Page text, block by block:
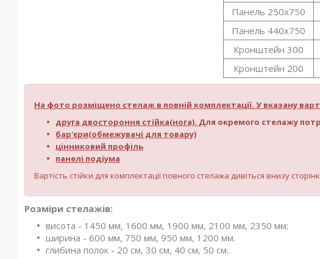
Панель 250х750
Панель 440х750
Кронштейн 300
Кронштейн 200
На фото розміщено стелаж в повній комплектації. У вказану
друга двостороння стійка(нога). Для окремого стелажу
бар'єри(обмежувачі для товару)
цінниковий профіль
панелі подіума
Вартість стійки для комплектації повного стелажа дивіться внизу
Розміри стелажів:
висота - 1450 мм, 1600 мм, 1900 мм, 2100 мм, 2350 мм;
ширина - 600 мм, 750 мм, 950 мм, 1200 мм.
глибина полок - 20 см, 30 см, 40 см, 50 см..